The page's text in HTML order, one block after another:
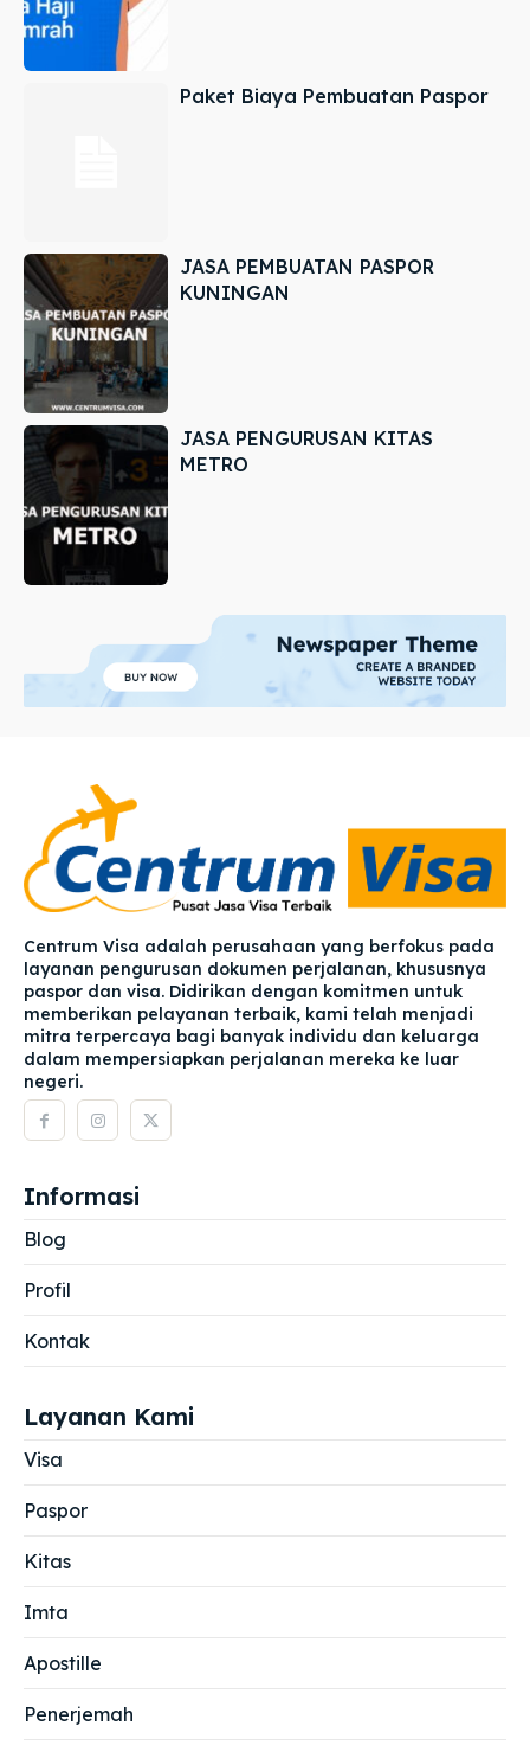
Paket Biaya Pembuatan Paspor
JASA PEMBUATAN PASPOR
KUNINGAN
JASA PENGURUSAN KITAS
METRO
Centrum Visa adalah perusahaan yang berfokus pada
layanan pengurusan dokumen perjalanan, khususnya
paspor dan visa. Didirikan dengan komitmen untuk
memberikan pelayanan terbaik, kami telah menjadi
mitra terpercaya bagi banyak individu dan keluarga
dalam mempersiapkan perjalanan mereka ke luar
negeri.
Informasi
Blog
Profil
Kontak
Layanan Kami
Visa
Paspor
Kitas
Imta
Apostille
Penerjemah